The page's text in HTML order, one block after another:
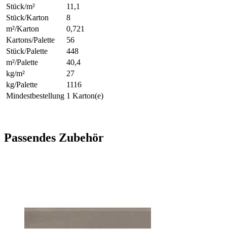
Stück/m²
11,1
Stück/Karton
8
m²/Karton
0,721
Kartons/Palette
56
Stück/Palette
448
m²/Palette
40,4
kg/m²
27
kg/Palette
1116
Mindestbestellung 1 Karton(e)
Passendes Zubehör